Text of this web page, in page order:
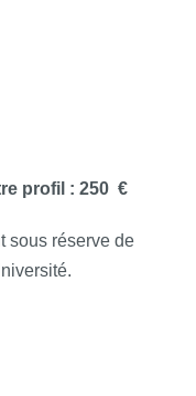
ou passeport)
profil : 250 €
sous réserve de